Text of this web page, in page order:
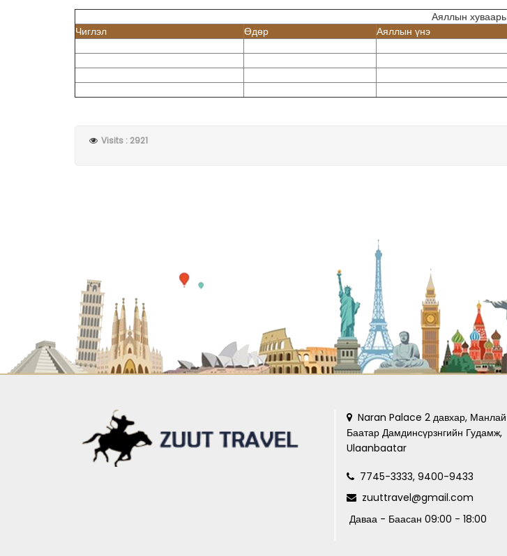
Аяллын хуваарь
Чиглэл
Өдөр Аяллын үнэ
Visits : 2921
Naran Palace 2 давхар, Манлай
Баатар Дамдинсүрзнгийн Гудамж,
Ulaanbaatar
7745-3333, 9400-9433
zuuttravel@gmail.com
Даваа - Баасан 09:00 - 18:00